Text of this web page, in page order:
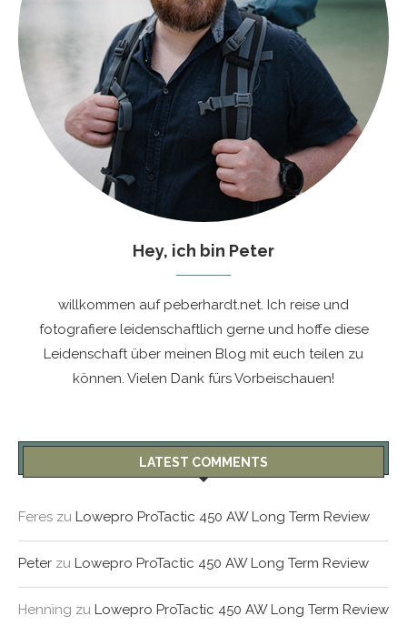
Hey, ich bin Peter
willkommen auf peberhardt.net. Ich reise und
fotografiere leidenschaftlich gerne und hoffe diese
Leidenschaft über meinen Blog mit euch teilen zu
können. Vielen Dank fürs Vorbeischauen!
LATEST COMMENTS
Feres zu Lowepro ProTactic 450 AW Long Term Review
Peter zu Lowepro ProTactic 450 AW Long Term Review
Henning zu Lowepro ProTactic 450 AW Long Term Review